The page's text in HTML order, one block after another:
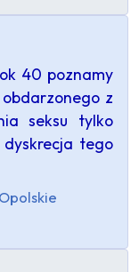
40 poznamy
z
seksu tylko
tego
Opolskie